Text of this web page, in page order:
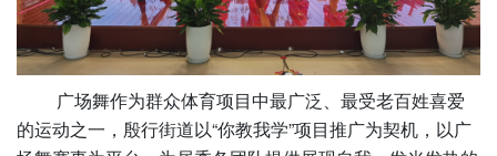
广场舞作为群众体育项目中最广泛、最受老百姓喜爱
的运动之一，殷行街道以“你教我学”项目推广为契机，以广